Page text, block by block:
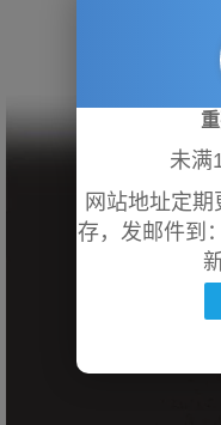
未满
网站地址定
存，发邮件到：